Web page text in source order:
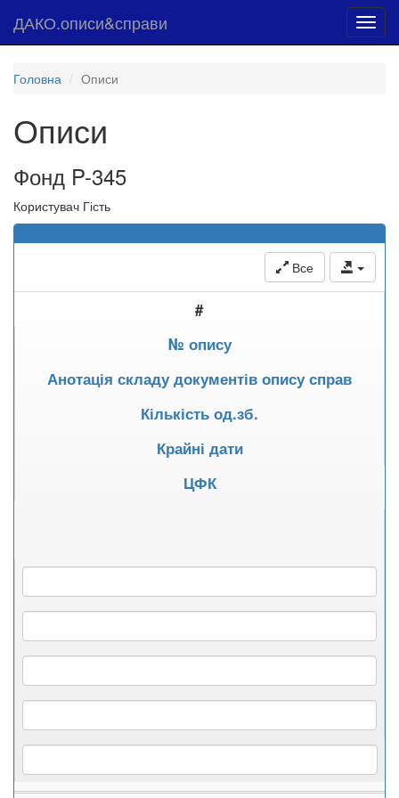
ДАКО.описи&справи
Головна Описи
Описи
Фонд P-345
Користувач Гість
Все
#
№ опису
Анотація складу документів опису справ
Кількість од.зб.
Крайні дати
ЦФК